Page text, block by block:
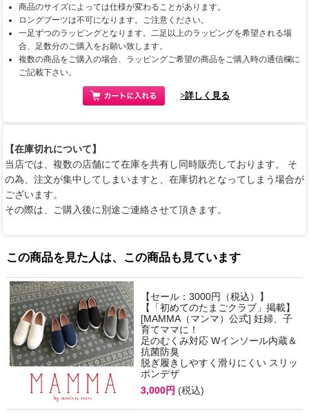
商品のサイズによっては仕様が変わることがあります。
ロングブーツは不可になります。ご注意ください。
一足ずつのラッピングとなります。二足以上のラッピングを希望される場
合、足数分のご購入をお願い致します。
複数の商品をご購入の場合、ラッピングご希望の商品をご購入時の通信欄に
ご記載下さい。
>詳しく見る
【在庫切れについて】
当店では、複数の店舗にて在庫を共有し同時販売しております。 そ
の為、注文が集中してしまいますと、在庫切れとなってしまう場合が
ございます。
その際は、ご購入後に別途ご連絡させて頂きます。
この商品を見た人は、この商品も見ています
【セール：3000円（税込）】
【「初めてのたまごクラブ」掲載】
[MAMMA（マンマ）公式] 妊婦、子
育てママに！
足のむくみ対応 Wインソール内蔵＆
抗菌防臭
脱ぎ履きしやすく滑りにくい スリッ
ポンデザ
3,000円 (税込)